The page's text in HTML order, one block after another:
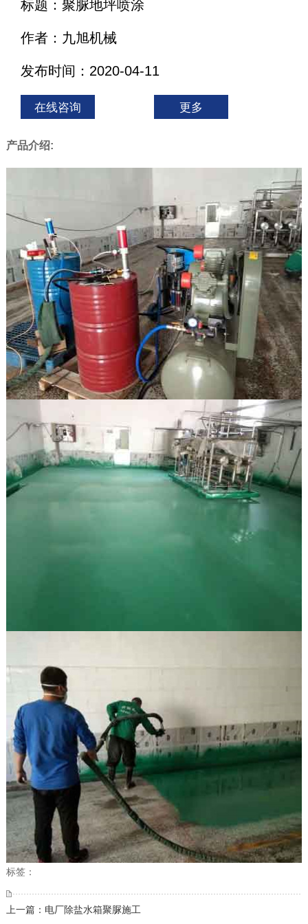
标题：聚脲地坪喷涂
作者：九旭机械
发布时间：2020-04-11
在线咨询 更多
产品介绍:
标签：
上一篇：电厂除盐水箱聚脲施工